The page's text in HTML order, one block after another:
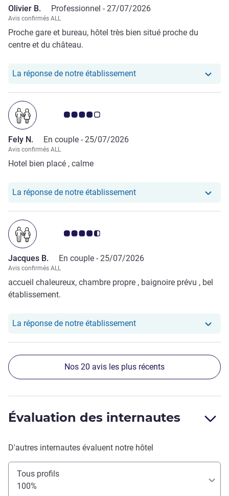
Olivier B. Professionnel - 27/07/2026
Avis confirmés ALL
Proche gare et bureau, hôtel très bien situé proche du
centre et du château.
La réponse de notre établissementNotre hôtel a repondu au
Note Avis clients 4.0/5
Fely N. En couple - 25/07/2026
Avis confirmés ALL
Hotel bien placé , calme
La réponse de notre établissementNotre hôtel a repondu au
Note Avis clients 4.5/5
Jacques B. En couple - 25/07/2026
Avis confirmés ALL
accueil chaleureux, chambre propre , baignoire prévu , bel
établissement.
La réponse de notre établissementNotre hôtel a repondu au
Nos 20 avis les plus récents
Évaluation des internautes
D'autres internautes évaluent notre hôtel
Tous profils
100%